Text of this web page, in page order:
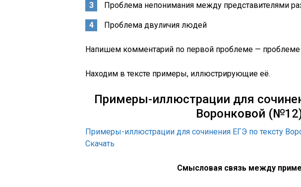
Проблема непонимания между представителями
Проблема двуличия людей
Напишем комментарий по первой проблеме — проблеме
Находим в тексте примеры, иллюстрирующие её.
Примеры-иллюстрации для
Воронковой
Примеры-иллюстрации для сочинения ЕГЭ по тексту
Скачать
Смысловая связь между